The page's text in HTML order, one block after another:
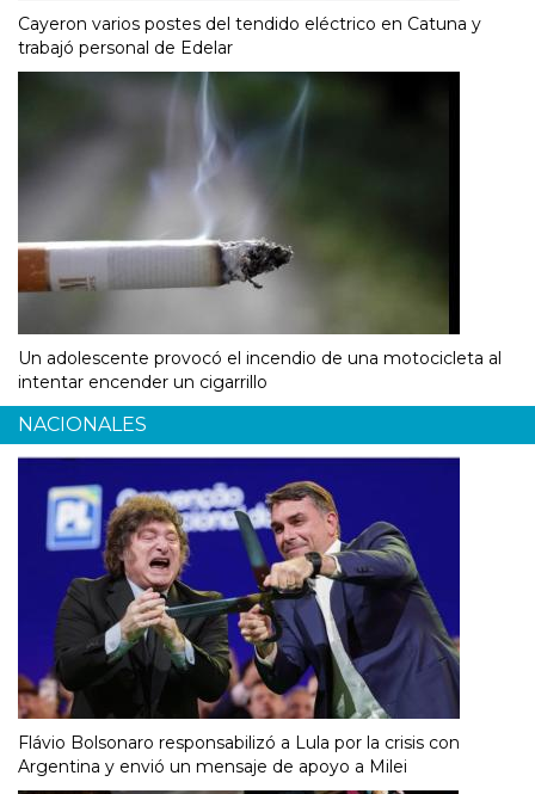
Cayeron varios postes del tendido eléctrico en Catuna y
trabajó personal de Edelar
Un adolescente provocó el incendio de una motocicleta al
intentar encender un cigarrillo
NACIONALES
Flávio Bolsonaro responsabilizó a Lula por la crisis con
Argentina y envió un mensaje de apoyo a Milei